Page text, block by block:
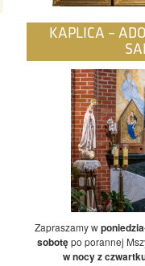
KAPLICA –
Zapraszamy w
sobotępo porannej
w nocy z